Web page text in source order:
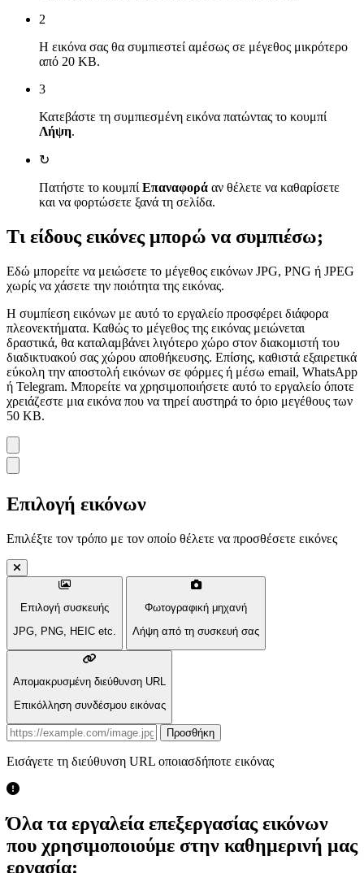
2
Η εικόνα σας θα συμπιεστεί αμέσως σε μέγεθος μικρότερο
από 20 KB.
3
Κατεβάστε τη συμπιεσμένη εικόνα πατώντας το κουμπί
Λήψη.
↻
Πατήστε το κουμπί Επαναφορά αν θέλετε να καθαρίσετε
και να φορτώσετε ξανά τη σελίδα.
Τι είδους εικόνες μπορώ να συμπιέσω;
Εδώ μπορείτε να μειώσετε το μέγεθος εικόνων JPG, PNG ή JPEG
χωρίς να χάσετε την ποιότητα της εικόνας.
Η συμπίεση εικόνων με αυτό το εργαλείο προσφέρει διάφορα
πλεονεκτήματα. Καθώς το μέγεθος της εικόνας μειώνεται
δραστικά, θα καταλαμβάνει λιγότερο χώρο στον διακομιστή του
διαδικτυακού σας χώρου αποθήκευσης. Επίσης, καθιστά εξαιρετικά
εύκολη την αποστολή εικόνων σε φόρμες ή μέσω email, WhatsApp
ή Telegram. Μπορείτε να χρησιμοποιήσετε αυτό το εργαλείο όποτε
χρειάζεστε μια εικόνα που να τηρεί αυστηρά το όριο μεγέθους των
50 KB.
Επιλογή εικόνων
Επιλέξτε τον τρόπο με τον οποίο θέλετε να προσθέσετε εικόνες
Επιλογή συσκευής
JPG, PNG, HEIC etc.
Φωτογραφική μηχανή
Λήψη από τη συσκευή σας
Απομακρυσμένη διεύθυνση URL
Επικόλληση συνδέσμου εικόνας
Προσθήκη
Εισάγετε τη διεύθυνση URL οποιασδήποτε εικόνας
Όλα τα εργαλεία επεξεργασίας εικόνων
που χρησιμοποιούμε στην καθημερινή μας
εργασία: